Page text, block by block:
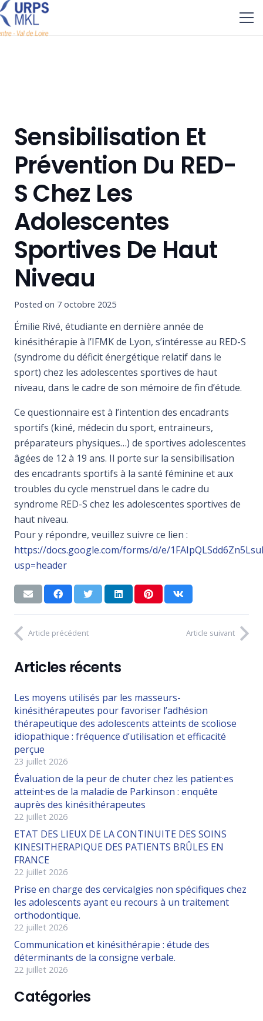
Sensibilisation Et
Prévention Du RED-
S Chez Les
Adolescentes
Sportives De Haut
Niveau
Posted on 7 octobre 2025
Émilie Rivé, étudiante en dernière année de
kinésithérapie à l’IFMK de Lyon, s’intéresse au RED-S
(syndrome du déficit énergétique relatif dans le
sport) chez les adolescentes sportives de haut
niveau, dans le cadre de son mémoire de fin d’étude.
Ce questionnaire est à l’intention des encadrants
sportifs (kiné, médecin du sport, entraineurs,
préparateurs physiques…) de sportives adolescentes
âgées de 12 à 19 ans. Il porte sur la sensibilisation
des encadrants sportifs à la santé féminine et aux
troubles du cycle menstruel dans le cadre du
syndrome RED-S chez les adolescentes sportives de
haut niveau.
Pour y répondre, veuillez suivre ce lien :
https://docs.google.com/forms/d/e/
usp=header
Article précédent Article suivant
Articles récents
Les moyens utilisés par les masseurs-
kinésithérapeutes pour favoriser l’adhésion
thérapeutique des adolescents atteints de scoliose
idiopathique : fréquence d’utilisation et efficacité
perçue
23 juillet 2026
Évaluation de la peur de chuter chez les patient·es
atteint·es de la maladie de Parkinson : enquête
auprès des kinésithérapeutes
22 juillet 2026
ETAT DES LIEUX DE LA CONTINUITE DES SOINS
KINESITHERAPIQUE DES PATIENTS BRÛLES EN
FRANCE
22 juillet 2026
Prise en charge des cervicalgies non spécifiques chez
les adolescents ayant eu recours à un traitement
orthodontique.
22 juillet 2026
Communication et kinésithérapie : étude des
déterminants de la consigne verbale.
22 juillet 2026
Catégories